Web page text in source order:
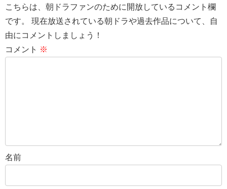
こちらは、朝ドラファンのために開放しているコメント欄
です。 現在放送されている朝ドラや過去作品について、自
由にコメントしましょう！
コメント ※
名前